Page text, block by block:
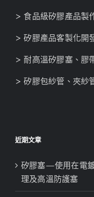
> 食品級矽膠產品製
> 矽膠產品客製化開
> 耐高溫矽膠塞、膠
> 矽膠包紗管、夾紗
近期文章
矽膠塞—使用在電
理及高溫防護塞